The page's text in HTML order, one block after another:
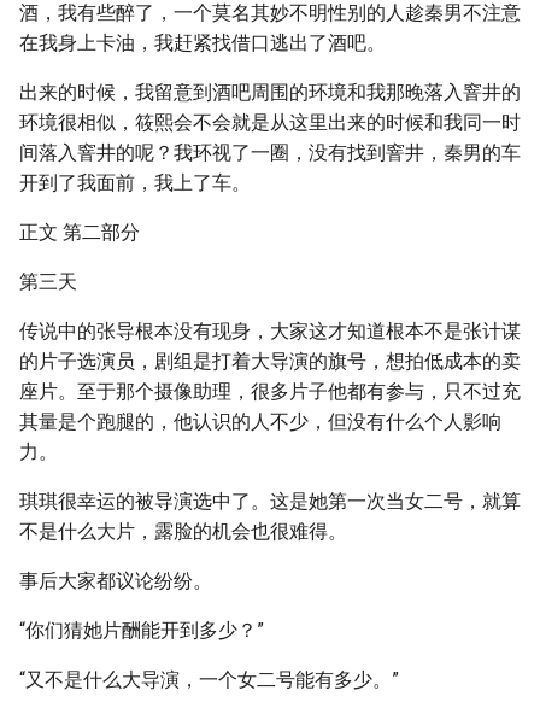
酒，我有些醉了，一个莫名其妙不明性别的人趁秦男不注意
在我身上卡油，我赶紧找借口逃出了酒吧。
出来的时候，我留意到酒吧周围的环境和我那晚落入窨井的
环境很相似，筱熙会不会就是从这里出来的时候和我同一时
间落入窨井的呢？我环视了一圈，没有找到窨井，秦男的车
开到了我面前，我上了车。
正文 第二部分
第三天
传说中的张导根本没有现身，大家这才知道根本不是张计谋
的片子选演员，剧组是打着大导演的旗号，想拍低成本的卖
座片。至于那个摄像助理，很多片子他都有参与，只不过充
其量是个跑腿的，他认识的人不少，但没有什么个人影响
力。
琪琪很幸运的被导演选中了。这是她第一次当女二号，就算
不是什么大片，露脸的机会也很难得。
事后大家都议论纷纷。
“你们猜她片酬能开到多少？”
“又不是什么大导演，一个女二号能有多少。”